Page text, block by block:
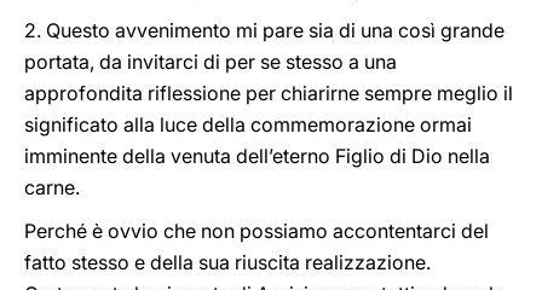
2. Questo avvenimento mi pare sia di una così grande
portata, da invitarci di per se stesso a una
approfondita riflessione per chiarirne sempre meglio il
significato alla luce della commemorazione ormai
imminente della venuta dell’eterno Figlio di Dio nella
carne.
Perché è ovvio che non possiamo accontentarci del
fatto stesso e della sua riuscita realizzazione.